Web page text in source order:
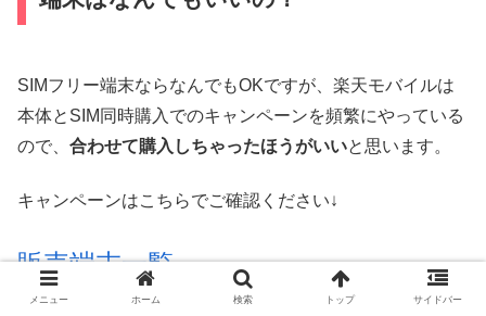
SIMフリー端末ならなんでもOKですが、楽天モバイルは
本体とSIM同時購入でのキャンペーンを頻繁にやっている
ので、 合わせて購入しちゃったほうがいいと思います。
キャンペーンはこちらでご確認ください↓
販売端末一覧
メニュー ホーム 検索 トップ サイドバー